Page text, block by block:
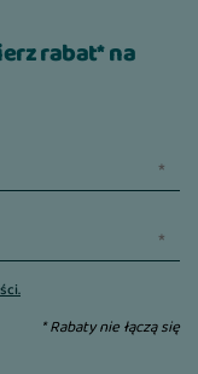
rabat* na
* Rabaty nie łączą się